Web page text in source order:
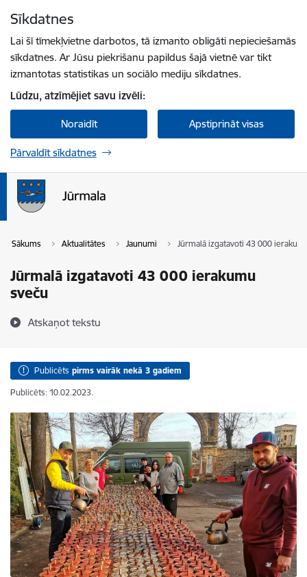
Sīkdatnes
Lai šī tīmekļvietne darbotos, tā izmanto obligāti nepieciešamās
sīkdatnes. Ar Jūsu piekrišanu papildus šajā vietnē var tikt
izmantotas statistikas un sociālo mediju sīkdatnes.
Lūdzu, atzīmējiet savu izvēli:
Noraidīt Apstiprināt visas
Pārvaldīt sīkdatnes
Sākums Aktualitātes Jaunumi Jūrmalā izgatavoti 43 000
Jūrmalā izgatavoti 43 000 ierakumu
sveču
Atskaņot tekstu
Publicēts pirms vairāk nekā 3 gadiem
Publicēts: 10.02.2023.